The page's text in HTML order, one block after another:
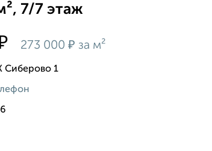
7/7 этаж
273 000₽ за м²
Сиберово 1